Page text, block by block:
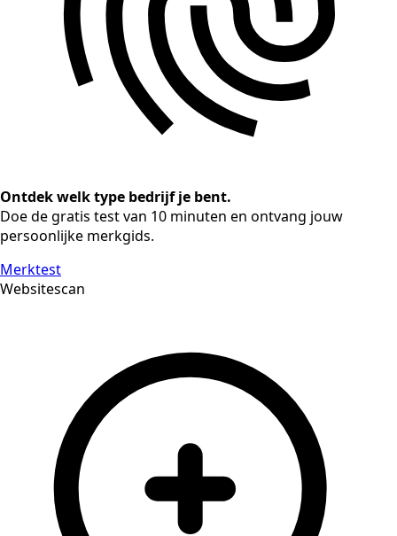
Ontdek welk type bedrijf je bent.
Doe de gratis test van 10 minuten en ontvang jouw
persoonlijke merkgids.
Merktest
Websitescan